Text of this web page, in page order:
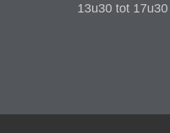
13u30 tot 17u30